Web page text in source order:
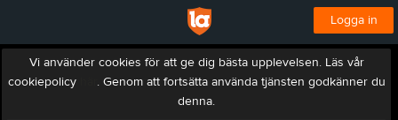
Logga in
Vi använder cookies för att ge dig bästa upplevelsen. Läs vår
cookiepolicy
. Genom att fortsätta använda tjänsten godkänner du
denna.